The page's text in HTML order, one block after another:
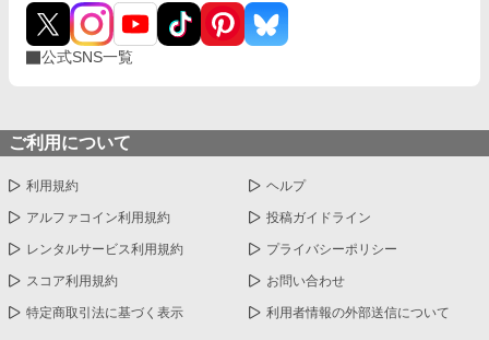
公式SNS一覧
ご利用について
利用規約 ヘルプ
アルファコイン利用規約 投稿ガイドライン
レンタルサービス利用規約 プライバシーポリシー
スコア利用規約 お問い合わせ
特定商取引法に基づく表示 利用者情報の外部送信について